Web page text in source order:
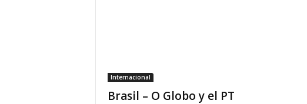
Internacional
Brasil – O Globo y el PT